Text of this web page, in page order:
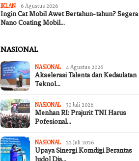
IKLAN 6 Agustus 2026
Ingin Cat Mobil Awet Bertahun-tahun? Segera
Nano Coating Mobil…
NASIONAL
NASIONAL 4 Agustus 2026
Akselerasi Talenta dan Kedaulatan
Teknol…
NASIONAL 30 Juli 2026
Menhan RI: Prajurit TNI Harus
Pofesional…
NASIONAL 22 Juli 2026
Upaya Sinergi Komdigi Berantas